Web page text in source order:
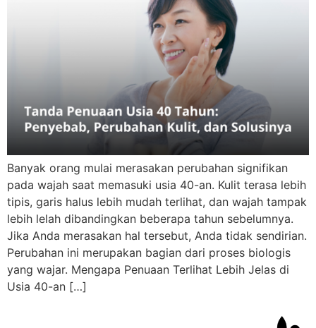
Banyak orang mulai merasakan perubahan signifikan
pada wajah saat memasuki usia 40-an. Kulit terasa lebih
tipis, garis halus lebih mudah terlihat, dan wajah tampak
lebih lelah dibandingkan beberapa tahun sebelumnya.
Jika Anda merasakan hal tersebut, Anda tidak sendirian.
Perubahan ini merupakan bagian dari proses biologis
yang wajar. Mengapa Penuaan Terlihat Lebih Jelas di
Usia 40-an […]